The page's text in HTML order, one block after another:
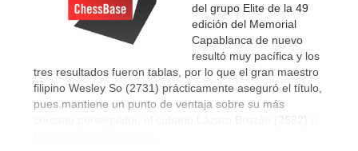
del grupo Elite de la 49
edición del Memorial
Capablanca de nuevo
resultó muy pacífica y los
tres resultados fueron tablas, por lo que el gran maestro
filipino Wesley So (2731) prácticamente aseguró el título,
pues mantiene un punto de ventaja sobre su más
cercano perseguidor, el cubano Lázaro Bruzón (2682)